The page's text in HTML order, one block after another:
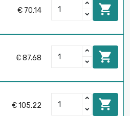
€ 70.14 
€ 87.68 
€ 105.22 